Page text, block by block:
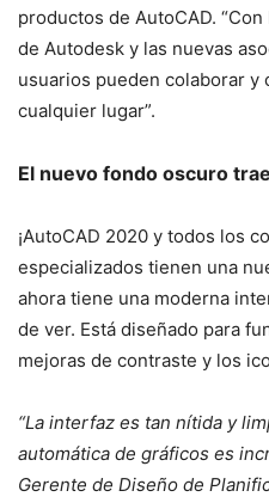
productos de AutoCAD.
de Autodesk y las nuevas
usuarios pueden colaborar y
cualquier lugar”.
El nuevo fondo oscuro
¡AutoCAD 2020 y todos los
especializados tienen una
ahora tiene una moderna
de ver. Está diseñado para
mejoras de contraste y los
“La interfaz es tan nítida y
automática de gráficos es
Gerente de Diseño de